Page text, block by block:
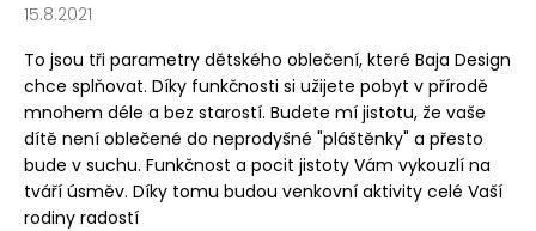
15.8.2021
To jsou tři parametry dětského oblečení, které Baja Design
chce splňovat. Díky funkčnosti si užijete pobyt v přírodě
mnohem déle a bez starostí. Budete mí jistotu, že vaše
dítě není oblečené do neprodyšné "pláštěnky" a přesto
bude v suchu. Funkčnost a pocit jistoty Vám vykouzlí na
tváří úsměv. Díky tomu budou venkovní aktivity celé Vaší
rodiny radostí